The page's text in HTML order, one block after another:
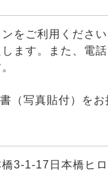
ンをご利用くださ
ます。また、電
（写真貼付）をお
3-1-17日本橋ヒ